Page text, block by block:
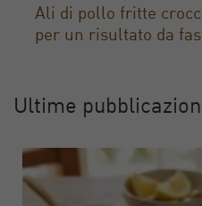
Ali di pollo fritte
per un risultato da
Ultime